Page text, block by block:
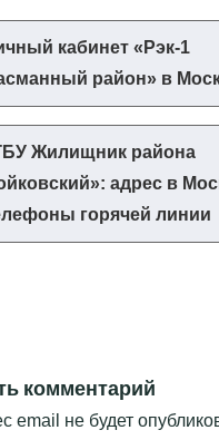
кабинет «‎Рэк-1
район»‎ в
Жилищник района
адрес в
горячей линии
комментарий
email не будет